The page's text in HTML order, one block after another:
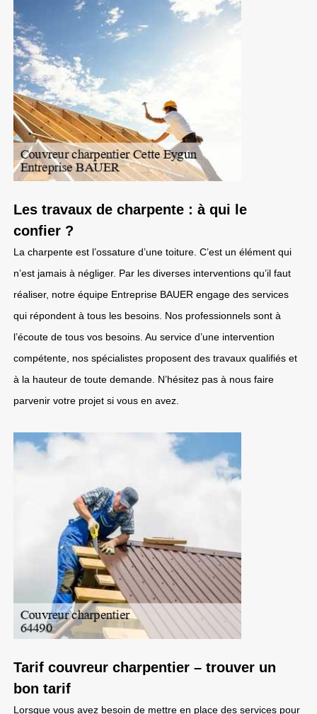
Les travaux de charpente : à qui le
confier ?
La charpente est l’ossature d’une toiture. C’est un élément qui
n’est jamais à négliger. Par les diverses interventions qu’il faut
réaliser, notre équipe Entreprise BAUER engage des services
qui répondent à tous les besoins. Nos professionnels sont à
l’écoute de tous vos besoins. Au service d’une intervention
compétente, nos spécialistes proposent des travaux qualifiés et
à la hauteur de toute demande. N’hésitez pas à nous faire
parvenir votre projet si vous en avez.
Tarif couvreur charpentier – trouver un
bon tarif
Lorsque vous avez besoin de mettre en place des services pour